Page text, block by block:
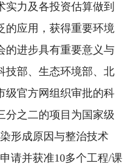
力及各投资估算做到
的应用，获得重要环境
的进步具有重要意义与
技部、生态环境部、北
级官方网组织审批的科
分之二的项目为国家级
形成原因与整治技术
请并获准10多个工程/课